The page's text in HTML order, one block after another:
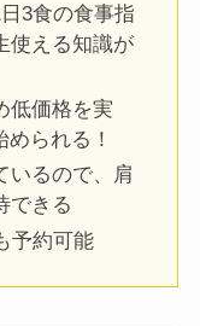
3食の食事指
使える知識が
低価格を実
られる！
いるので、肩
できる
予約可能